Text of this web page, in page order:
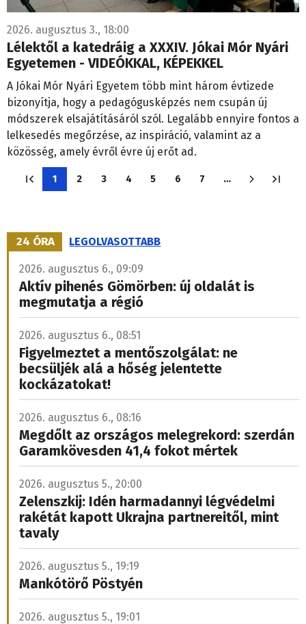
2026. augusztus 3., 18:00
Lélektől a katedráig a XXXIV. Jókai Mór Nyári
Egyetemen - VIDEÓKKAL, KÉPEKKEL
A Jókai Mór Nyári Egyetem több mint három évtizede
bizonyítja, hogy a pedagógusképzés nem csupán új
módszerek elsajátításáról szól. Legalább ennyire fontos a
lelkesedés megőrzése, az inspiráció, valamint az a
közösség, amely évről évre új erőt ad.
Oldalszámozás
Jelenlegi
1
Oldal
2
Oldal
3
Oldal
4
Oldal
5
Oldal
6
Oldal
7 …
24 ÓRA LEGOLVASOTTABB
2026. augusztus 6., 09:09
Aktív pihenés Gömörben: új oldalát is
megmutatja a régió
2026. augusztus 6., 08:51
Figyelmeztet a mentőszolgálat: ne
becsüljék alá a hőség jelentette
kockázatokat!
2026. augusztus 6., 08:16
Megdőlt az országos melegrekord: szerdán
Garamkövesden 41,4 fokot mértek
2026. augusztus 5., 20:00
Zelenszkij: Idén harmadannyi légvédelmi
rakétát kapott Ukrajna partnereitől, mint
tavaly
2026. augusztus 5., 19:19
Mankótörő Pöstyén
2026. augusztus 5., 19:01